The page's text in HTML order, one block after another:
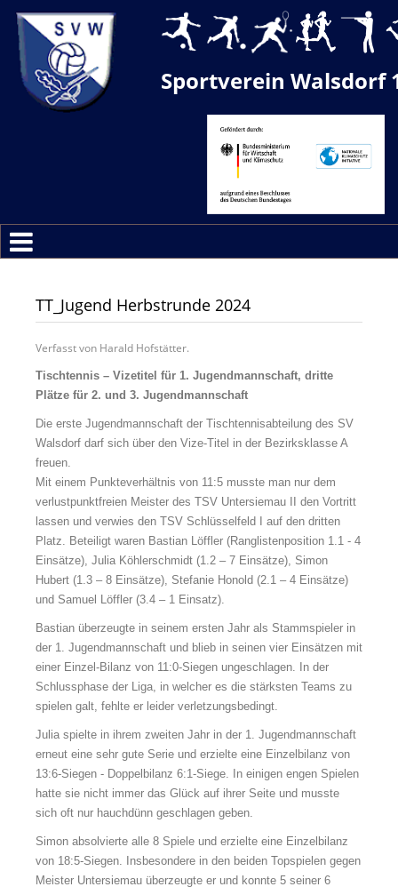
Sportverein Walsdorf
TT_Jugend Herbstrunde 2024
Verfasst von Harald Hofstätter.
Tischtennis – Vizetitel für 1. Jugendmannschaft, dritte
Plätze für 2. und 3. Jugendmannschaft
Die erste Jugendmannschaft der Tischtennisabteilung des SV
Walsdorf darf sich über den Vize-Titel in der Bezirksklasse A
freuen.
Mit einem Punkteverhältnis von 11:5 musste man nur dem
verlustpunktfreien Meister des TSV Untersiemau II den Vortritt
lassen und verwies den TSV Schlüsselfeld I auf den dritten
Platz.
Beteiligt waren Bastian Löffler (Ranglistenposition 1.1 - 4
Einsätze), Julia Köhlerschmidt (1.2 – 7 Einsätze), Simon
Hubert (1.3 – 8 Einsätze), Stefanie Honold (2.1 – 4 Einsätze)
und Samuel Löffler (3.4 – 1 Einsatz).
Bastian überzeugte in seinem ersten Jahr als Stammspieler in
der 1. Jugendmannschaft und blieb in seinen vier Einsätzen mit
einer Einzel-Bilanz von 11:0-Siegen ungeschlagen. In der
Schlussphase der Liga, in welcher es die stärksten Teams zu
spielen galt, fehlte er leider verletzungsbedingt.
Julia spielte in ihrem zweiten Jahr in der 1. Jugendmannschaft
erneut eine sehr gute Serie und erzielte eine Einzelbilanz von
13:6-Siegen - Doppelbilanz 6:1-Siege. In einigen engen Spielen
hatte sie nicht immer das Glück auf ihrer Seite und musste
sich oft nur hauchdünn geschlagen geben.
Simon absolvierte alle 8 Spiele und erzielte eine Einzelbilanz
von 18:5-Siegen. Insbesondere in den beiden Topspielen gegen
Meister Untersiemau überzeugte er und konnte 5 seiner 6